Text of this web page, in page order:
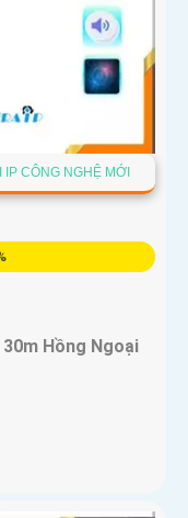
CÔNG NGHỆ MỚI
Hồng Ngoại